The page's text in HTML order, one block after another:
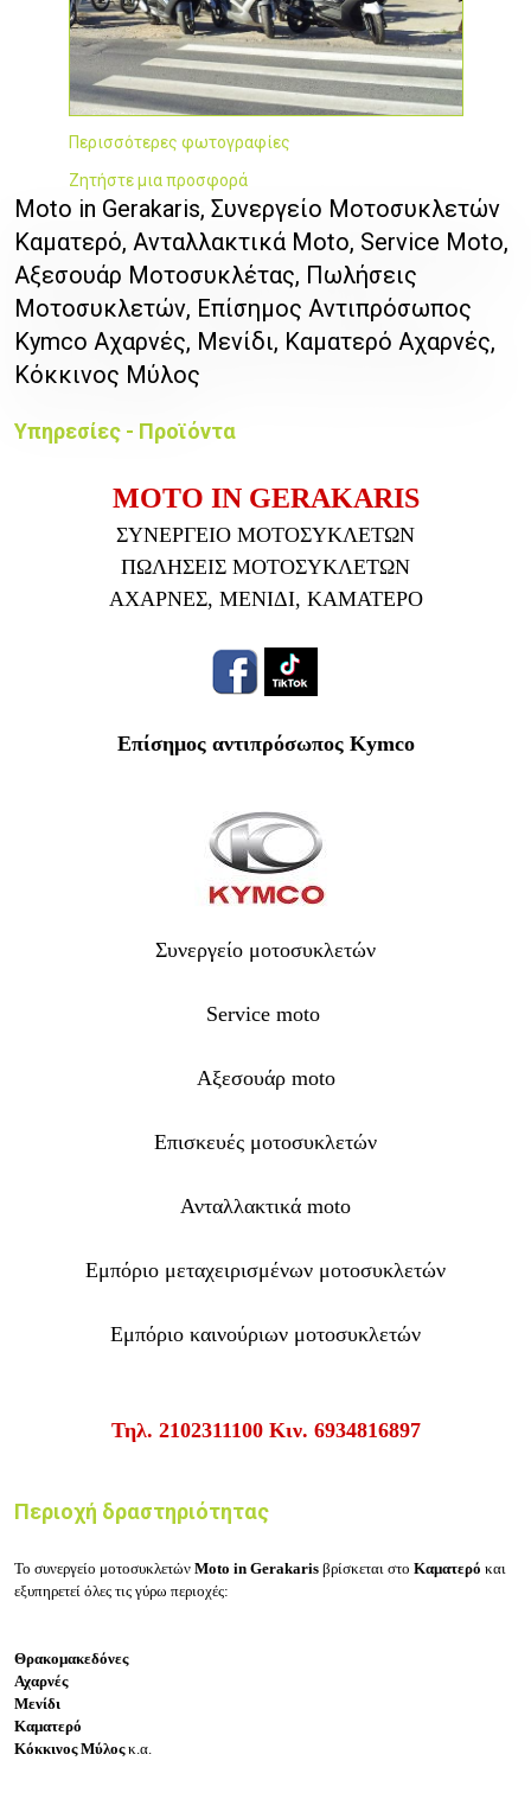
Περισσότερες φωτογραφίες
Ζητήστε μια προσφορά
Moto in Gerakaris, Συνεργείο Μοτοσυκλετών
Καματερό, Ανταλλακτικά Moto, Service Moto,
Αξεσουάρ Μοτοσυκλέτας, Πωλήσεις
Μοτοσυκλετών, Επίσημος Αντιπρόσωπος
Kymco Αχαρνές, Μενίδι, Καματερό Αχαρνές,
Κόκκινος Μύλος
Υπηρεσίες - Προϊόντα
MOTO IN GERAKARIS
ΣΥΝΕΡΓΕΙΟ ΜΟΤΟΣΥΚΛΕΤΩΝ
ΠΩΛΗΣΕΙΣ ΜΟΤΟΣΥΚΛΕΤΩΝ
ΑΧΑΡΝΕΣ, ΜΕΝΙΔΙ, ΚΑΜΑΤΕΡΟ
Επίσημος αντιπρόσωπος Kymco
Συνεργείο μοτοσυκλετών
Service moto
Αξεσουάρ moto
Επισκευές μοτοσυκλετών
Ανταλλακτικά moto
Εμπόριο μεταχειρισμένων μοτοσυκλετών
Εμπόριο καινούριων μοτοσυκλετών
Τηλ. 2102311100 Κιν. 6934816897
Περιοχή δραστηριότητας
Το συνεργείο μοτοσυκλετών Moto in Gerakaris βρίσκεται στο Καματερό και
εξυπηρετεί όλες τις γύρω περιοχές:
Θρακομακεδόνες
Αχαρνές
Μενίδι
Καματερό
Κόκκινος Μύλοςκ.α.